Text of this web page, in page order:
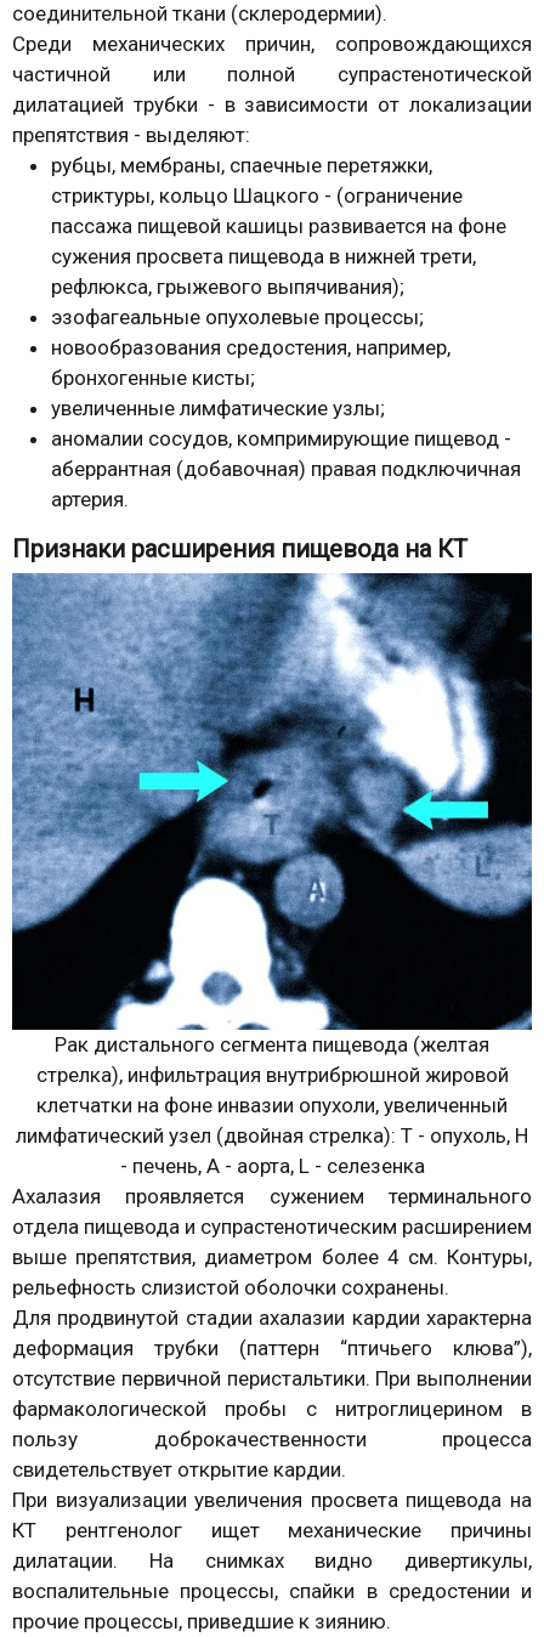
соединительной ткани (склеродермии).
Среди механических причин, сопровождающихся
частичной или полной супрастенотической
дилатацией трубки - в зависимости от локализации
препятствия - выделяют:
рубцы, мембраны, спаечные перетяжки,
стриктуры, кольцо Шацкого - (ограничение
пассажа пищевой кашицы развивается на фоне
сужения просвета пищевода в нижней трети,
рефлюкса, грыжевого выпячивания);
эзофагеальные опухолевые процессы;
новообразования средостения, например,
бронхогенные кисты;
увеличенные лимфатические узлы;
аномалии сосудов, компримирующие пищевод -
аберрантная (добавочная) правая подключичная
артерия.
Признаки расширения пищевода на КТ
Рак дистального сегмента пищевода (желтая
стрелка), инфильтрация внутрибрюшной жировой
клетчатки на фоне инвазии опухоли, увеличенный
лимфатический узел (двойная стрелка): Т - опухоль, Н
- печень, А - аорта, L - cелезенка
Ахалазия проявляется сужением терминального
отдела пищевода и супрастенотическим расширением
выше препятствия, диаметром более 4 см. Контуры,
рельефность слизистой оболочки сохранены.
Для продвинутой стадии ахалазии кардии характерна
деформация трубки (паттерн “птичьего клюва”),
отсутствие первичной перистальтики. При выполнении
фармакологической пробы с нитроглицерином в
пользу доброкачественности процесса
свидетельствует открытие кардии.
При визуализации увеличения просвета пищевода на
КТ рентгенолог ищет механические причины
дилатации. На снимках видно дивертикулы,
воспалительные процессы, спайки в средостении и
прочие процессы, приведшие к зиянию.